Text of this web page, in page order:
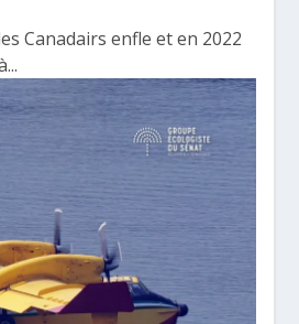
Canadairs enfle et en 2022